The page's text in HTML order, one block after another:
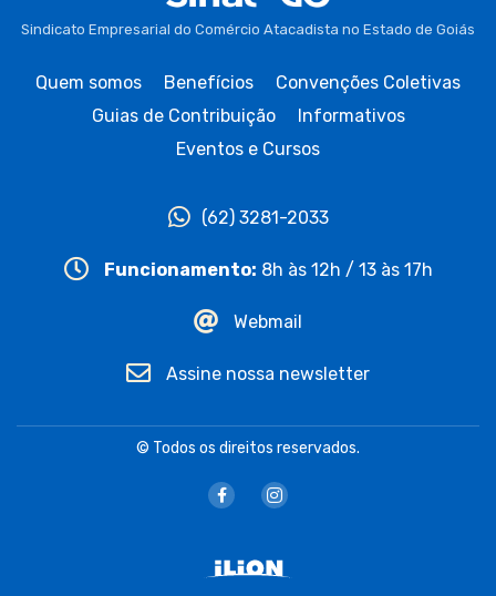
Sindicato Empresarial do Comércio Atacadista no Estado de Goiás
Quem somos Benefícios
Convenções Coletivas
Guias de Contribuição
Informativos
Eventos e Cursos
(62) 3281-2033
Funcionamento: 8h às 12h / 13 às 17h
Webmail
Assine nossa newsletter
© Todos os direitos reservados.